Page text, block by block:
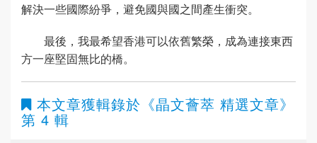
解決一些國際紛爭，避免國與國之間產生衝突。
最後，我最希望香港可以依舊繁榮，成為連接東西
方一座堅固無比的橋。
本文章獲輯錄於 《晶文薈萃 精選文章》
第 4 輯